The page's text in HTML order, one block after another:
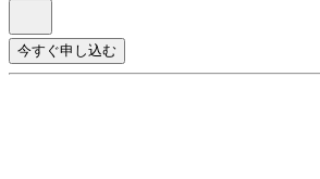
今すぐ申し込む